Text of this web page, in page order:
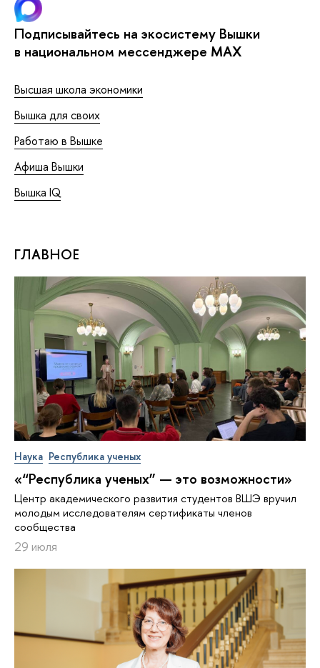
Подписывайтесь на экосистему Вышки
в национальном мессенджере MAX
Высшая школа экономики
Вышка для своих
Работаю в Вышке
Афиша Вышки
Вышка IQ
ГЛАВНОЕ
Наука Республика ученых
«“Республика ученых” — это возможности»
Центр академического развития студентов ВШЭ вручил
молодым исследователям сертификаты членов
сообщества
29 июля